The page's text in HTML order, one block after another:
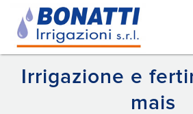
Home
Irrigazione e
mais